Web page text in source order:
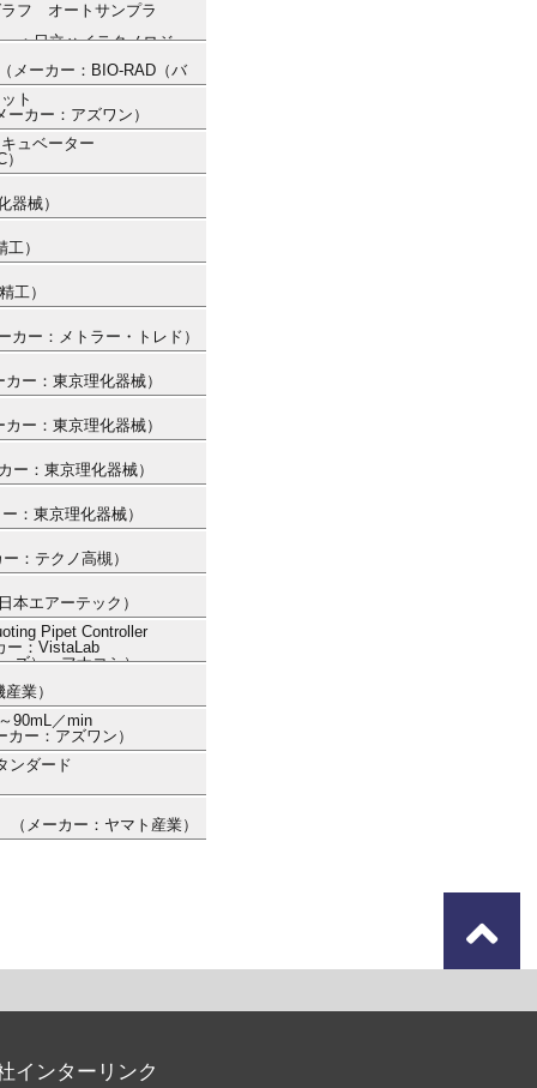
ラフ オートサンプラ
：日立ハイテクノロジー
メーカー：BIO-RAD（バ
ト
カー：アズワン）
ュベーター
器械）
）
工）
ー：メトラー・トレド）
ー：東京理化器械）
ー：東京理化器械）
：東京理化器械）
：東京理化器械）
：テクノ高槻）
エアーテック）
Pipet Controller
ー：VistaLab
ーズ） フナコシ）
業）
90mL／min
ー：アズワン）
ンダード
メーカー：ヤマト産業）
インターリンク